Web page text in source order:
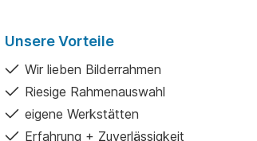
Unsere Vorteile
Wir lieben Bilderrahmen
Riesige Rahmenauswahl
eigene Werkstätten
Erfahrung + Zuverlässigkeit